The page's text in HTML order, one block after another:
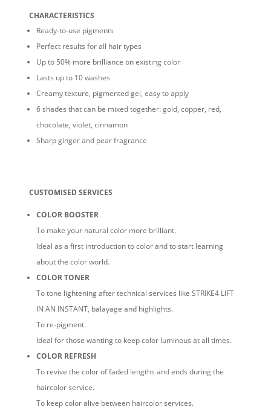
CHARACTERISTICS
Ready-to-use pigments
Perfect results for all hair types
Up to 50% more brilliance on existing color
Lasts up to 10 washes
Creamy texture, pigmented gel, easy to apply
6 shades that can be mixed together: gold, copper, red,
chocolate, violet, cinnamon
Sharp ginger and pear fragrance
CUSTOMISED SERVICES
COLOR BOOSTER
To make your natural color more brilliant.
Ideal as a first introduction to color and to start learning
about the color world.
COLOR TONER
To tone lightening after technical services like STRIKE4 LIFT
IN AN INSTANT, balayage and highlights.
To re-pigment.
Ideal for those wanting to keep color luminous at all times.
COLOR REFRESH
To revive the color of faded lengths and ends during the
haircolor service.
To keep color alive between haircolor services.